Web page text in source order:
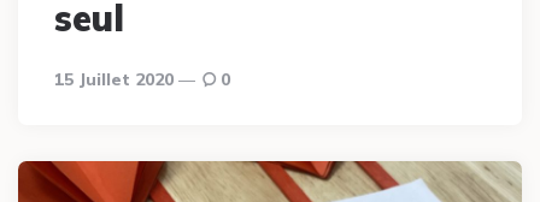
seul
15 Juillet 2020 0